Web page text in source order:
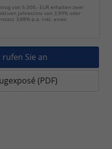
von 5.000,- EUR erhalten zwei
Jahreszins von 3,99% oder
3,88% p.a. inkl. eines
rufen Sie an
(PDF)